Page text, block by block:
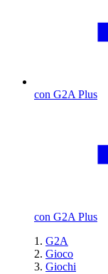
con G2A Plus
con G2A Plus
G2A
Gioco
Giochi